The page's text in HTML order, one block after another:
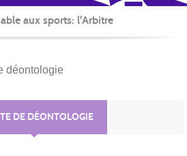
aux sports: l'Arbitre
déontologie
DE DÉONTOLOGIE